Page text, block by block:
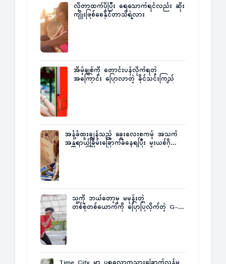
လိုတာထက်ပိုပြီး ရေသောက်ရင်လည်း ဆိုး
ကျိုးဖြစ်စေနိုင်တာသိရဲ့လား
အိမ့်ချစ်ကို တောင်းပန်လိုက်ရတဲ့
အကြောင်း ပြောလာတဲ့ ခိုင်သင်းကြည်
အနံ့ခံထူးချွန်သည့် ခွေးလေးစကမ့် အသက်
အန္တရာယ်ခြိမ်းခြောက်ခံနေရပြီး မူးယစ်ဂိုဏ်း
သူ့ကို ဘယ်တော့မှ မမုန်းတဲ့
တစ်စုံတစ်ယောက်ကို ပြောပြလိုက်တဲ့ G-